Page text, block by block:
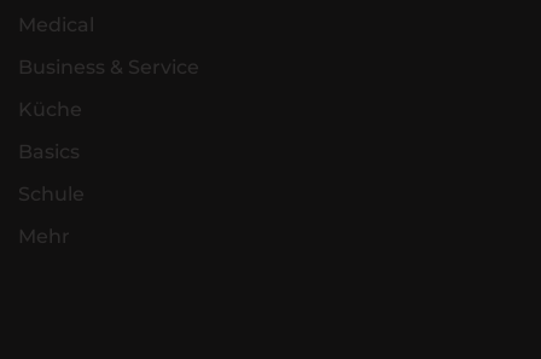
Medical
Business & Service
Küche
Basics
Schule
Mehr